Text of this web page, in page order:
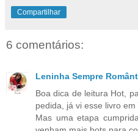
Compartilhar
6 comentários:
Leninha Sempre
Boa dica de leitura Hot,
pedida, já vi esse livro em
Mas uma etapa